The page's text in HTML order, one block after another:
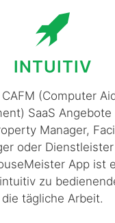
INTUITIV
(Computer
SaaS Angebote
Manager,
oder
App ist
zu
die tägliche Arbeit.